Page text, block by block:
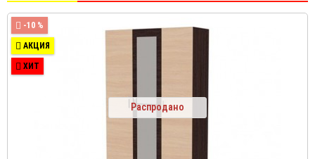
-10 %
АКЦИЯ
ХИТ
Распродано